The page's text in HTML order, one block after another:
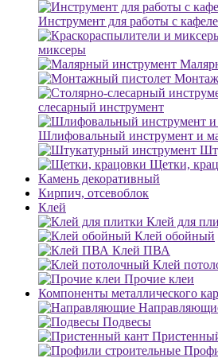
Инструмент для работы с
миксеры
слесарный инструмент
Шлифовальный инструмент и
Щетки,
Камень декоративный
Кирпич, отсевоблок
Клей
Клей для
Клей обойный
Клей ПВА
Клей
Прочие клеи
Компоненты металлического
Подвесы